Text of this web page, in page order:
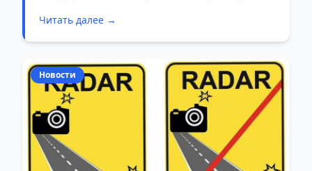
происшествие с участием пожилого водителя.
Читать далее →
Новости